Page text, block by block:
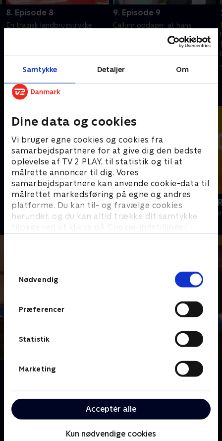
Samtykke Detaljer Om
Dine data og cookies
Vi bruger egne cookies og cookies fra
samarbejdspartnere for at give dig den bedste
oplevelse af TV 2 PLAY, til statistik og til at
målrette annoncer til dig. Vores
samarbejdspartnere kan anvende cookie-data til
målrettet markedsføring på egne og andres
platforme. Du kan til- og fravælge cookies
herunder, og du kan altid trække dit samtykke
tilbage ved at klikke på ’Cookie-indstillinger’ i
Nødvendig
Præferencer
Statistik
Marketing
Acceptér alle
Kun nødvendige cookies
8. Episode 8
En tragisk landbrugsulykke
8. maj 2023 • 43 min
9. Episode 9
Callum opdager, at hans
kæreste har løjet for ham.
Samtidig står Finn over for sit
8. maj 2023 • 43 min
Andre så også
Mord på Mallorca
Krimi & Spænding • 2 sæsoner
Hudson og
Krimi &
Om Hope Street
pludselig flytter til den lille by Port Devine i det
nordlige Irland, får det gang i sladderen.